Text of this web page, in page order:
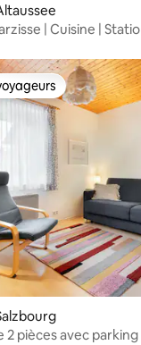
| Cuisine |
pièces avec parking